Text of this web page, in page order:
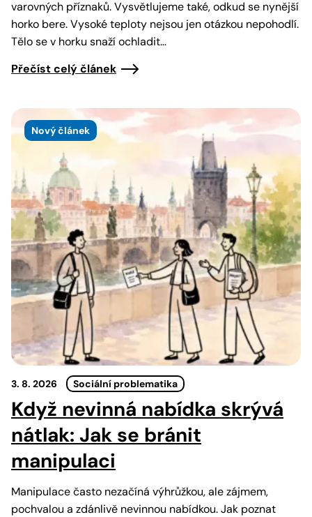
varovných příznaků. Vysvětlujeme také, odkud se nynější
horko bere. Vysoké teploty nejsou jen otázkou nepohodlí.
Tělo se v horku snaží ochladit…
Přečíst celý článek
Nový článek
3. 8. 2026 Sociální problematika
Když nevinná nabídka skrývá
nátlak: Jak se bránit
manipulaci
Manipulace často nezačíná výhrůžkou, ale zájmem,
pochvalou a zdánlivě nevinnou nabídkou. Jak poznat